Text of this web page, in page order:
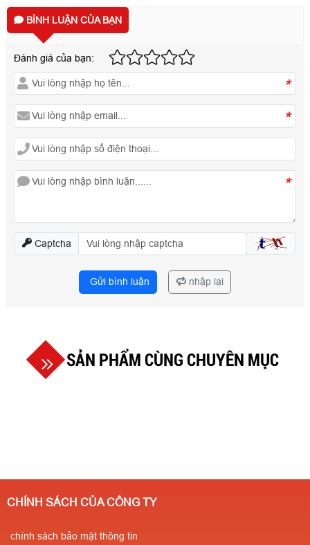
BÌNH LUẬN CỦA BẠN
Đánh giá của bạn:
*
*
*
Captcha
Gửi bình luận nhập lại
SẢN PHẨM CÙNG CHUYÊN MỤC
CHÍNH SÁCH CỦA CÔNG TY
chính sách bảo mật thông tin